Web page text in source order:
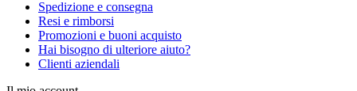
Spedizione e consegna
Resi e rimborsi
Promozioni e buoni acquisto
Hai bisogno di ulteriore aiuto?
Clienti aziendali